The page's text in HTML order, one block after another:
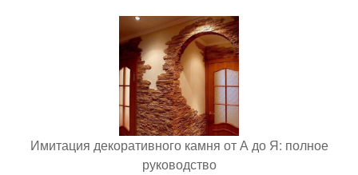
Имитация декоративного камня от А до Я: полное
руководство